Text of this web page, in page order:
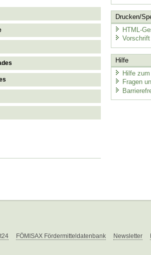
Drucken/
HTML-
Hilfe
Hilfe
Fragen
FÖMISAX Fördermitteldatenbank Newsletter